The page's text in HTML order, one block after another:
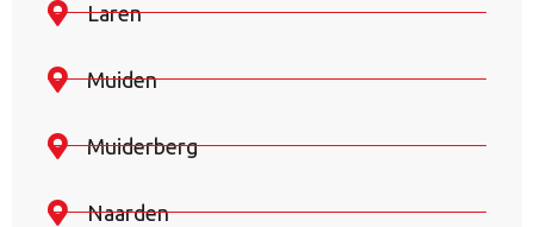
Laren
Muiden
Muiderberg
Naarden